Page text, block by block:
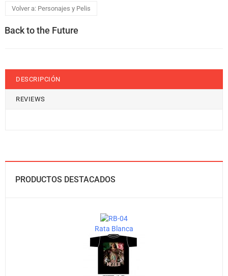
Volver a: Personajes y Pelis
Back to the Future
DESCRIPCIÓN
REVIEWS
PRODUCTOS DESTACADOS
Rata Blanca